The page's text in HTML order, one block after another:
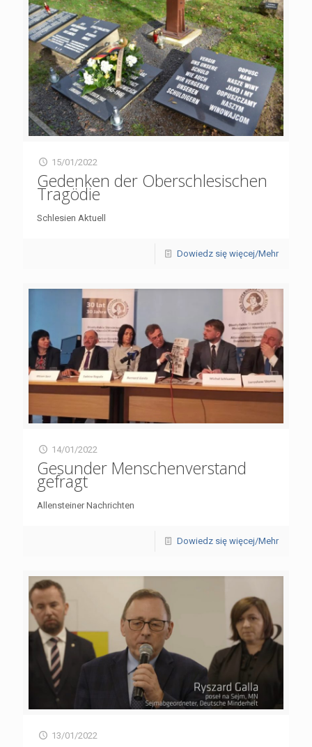
15/01/2022
Gedenken der Oberschlesischen
Tragödie
Schlesien Aktuell
Dowiedz się więcej/Mehr
14/01/2022
Gesunder Menschenverstand
gefragt
Allensteiner Nachrichten
Dowiedz się więcej/Mehr
13/01/2022